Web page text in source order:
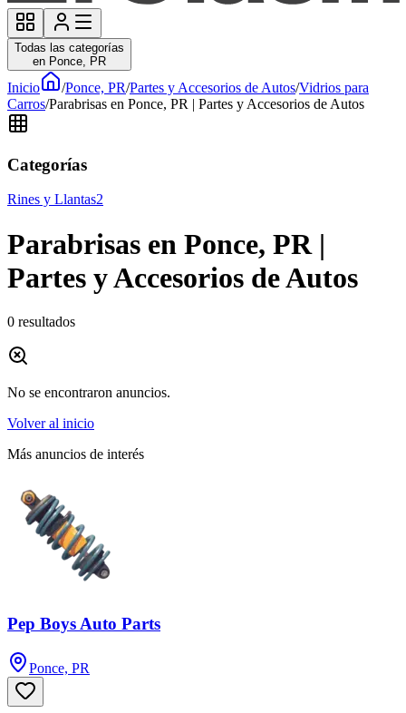
Todas las categorías
en Ponce, PR
Inicio /Ponce, PR/Partes y Accesorios de Autos/Vidrios para
Carros/Parabrisas en Ponce, PR | Partes y Accesorios de Autos
Categorías
Rines y Llantas2
Parabrisas en Ponce, PR |
Partes y Accesorios de Autos
0 resultados
No se encontraron anuncios.
Volver al inicio
Más anuncios de interés
Pep Boys Auto Parts
Ponce, PR